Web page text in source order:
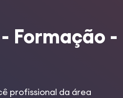
Formação -
profissional da área